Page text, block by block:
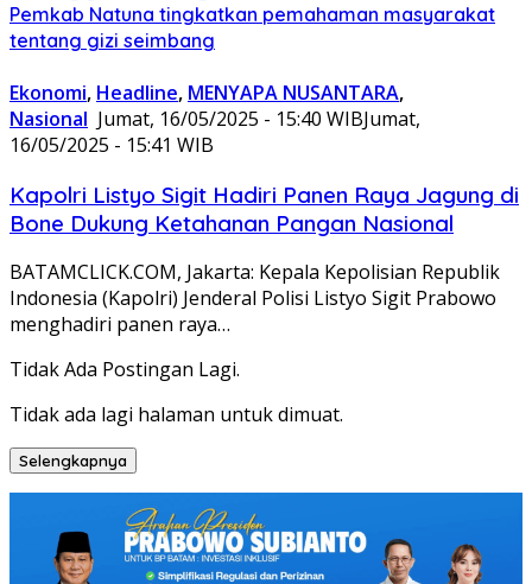
Pemkab Natuna tingkatkan pemahaman masyarakat
tentang gizi seimbang
Ekonomi, Headline, MENYAPA NUSANTARA,
Nasional Jumat, 16/05/2025 - 15:40 WIBJumat,
16/05/2025 - 15:41 WIB
Kapolri Listyo Sigit Hadiri Panen Raya Jagung di
Bone Dukung Ketahanan Pangan Nasional
BATAMCLICK.COM, Jakarta: Kepala Kepolisian Republik
Indonesia (Kapolri) Jenderal Polisi Listyo Sigit Prabowo
menghadiri panen raya…
Tidak Ada Postingan Lagi.
Tidak ada lagi halaman untuk dimuat.
Selengkapnya